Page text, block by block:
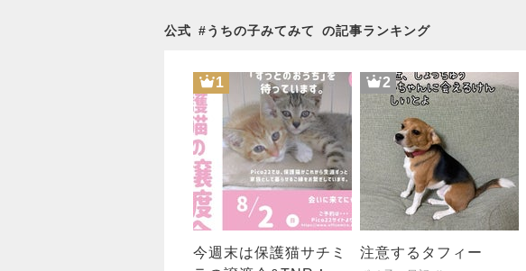
公式 #うちの子みてみて の記事ランキング
1
今週末は保護猫サチミ
2
注意するタフィー